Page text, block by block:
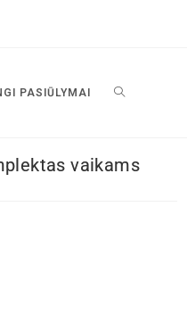
PASIŪLYMAI
vaikams